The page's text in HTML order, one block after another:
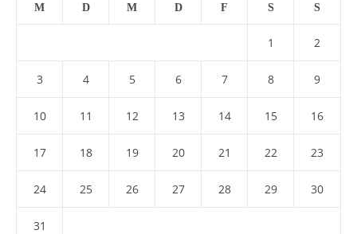
M D M D F S S
1 2
3 4 5 6 7 8 9
10 11 12 13 14 15 16
17 18 19 20 21 22 23
24 25 26 27 28 29 30
31